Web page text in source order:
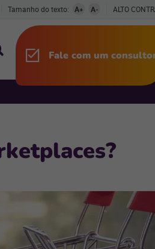
Tamanho do texto: A+ A- ALTO
Fale com um